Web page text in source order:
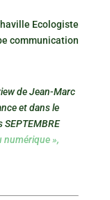
Ecologiste
communication
de Jean-Marc
et dans le
numérique »,